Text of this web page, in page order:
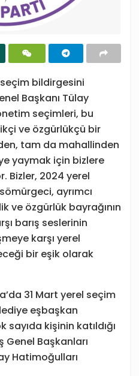
seçim bildirgesini
Başkanı Tülay
seçimleri, bu
ve özgürlükçü bir
tam da mahallinden
yaymak için bizlere
Bizler, 2024 yerel
ayrımcı
ve özgürlük bayrağının
barış seslerinin
karşı yerel
bir eşik olarak
31 Mart yerel seçim
eşbaşkan
sayıda kişinin katıldığı
Genel Başkanları
Hatimoğulları